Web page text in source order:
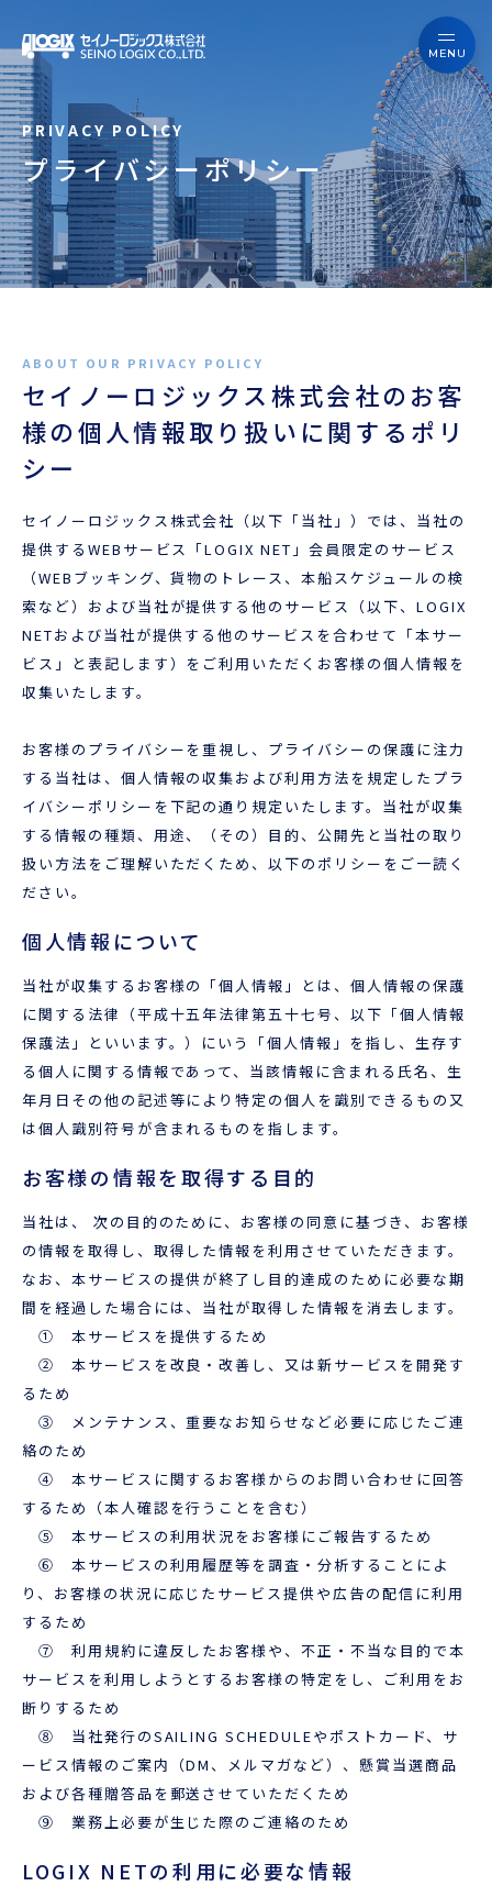
お役立ち資料
ENGLISH
セイノーロジックスを知る
サービス
事例
お役立ちブログ
よくあるご質問
企業情報
セイノーロジックスを知る
サービス
事例
よくあるご質問
ニュース
採用情報
ほっとひといき
本船スケジュール
会員ログイン
お役立ちメニュー（輸出）
お役立ち資料
ENGLISH
プライバシーポリシー
セイノーロジックス株式会社のお客
様の個人情報取り扱いに関するポリ
シー
セイノーロジックス株式会社（以下「当社」）では、当社の
提供するWEBサービス「LOGIX NET」会員限定のサービス
（WEBブッキング、貨物のトレース、本船スケジュールの検
索など）および当社が提供する他のサービス（以下、LOGIX
NETおよび当社が提供する他のサービスを合わせて「本サー
ビス」と表記します）をご利用いただくお客様の個人情報を
収集いたします。
お客様のプライバシーを重視し、プライバシーの保護に注力
する当社は、個人情報の収集および利用方法を規定したプラ
イバシーポリシーを下記の通り規定いたします。当社が収集
する情報の種類、用途、（その）目的、公開先と当社の取り
扱い方法をご理解いただくため、以下のポリシーをご一読く
ださい。
個人情報について
当社が収集するお客様の「個人情報」とは、個人情報の保護
に関する法律（平成十五年法律第五十七号、以下「個人情報
保護法」といいます。）にいう「個人情報」を指し、生存す
る個人に関する情報であって、当該情報に含まれる氏名、生
年月日その他の記述等により特定の個人を識別できるもの又
は個人識別符号が含まれるものを指します。
お客様の情報を取得する目的
当社は、 次の目的のために、お客様の同意に基づき、お客様
の情報を取得し、取得した情報を利用させていただきます。
なお、本サービスの提供が終了し目的達成のために必要な期
間を経過した場合には、当社が取得した情報を消去します。
① 本サービスを提供するため
② 本サービスを改良・改善し、又は新サービスを開発す
るため
③ メンテナンス、重要なお知らせなど必要に応じたご連
絡のため
④ 本サービスに関するお客様からのお問い合わせに回答
するため（本人確認を行うことを含む）
⑤ 本サービスの利用状況をお客様にご報告するため
⑥ 本サービスの利用履歴等を調査・分析することによ
り、お客様の状況に応じたサービス提供や広告の配信に利用
するため
⑦ 利用規約に違反したお客様や、不正・不当な目的で本
サービスを利用しようとするお客様の特定をし、ご利用をお
断りするため
⑧ 当社発行のSAILING SCHEDULEやポストカード、サ
ービス情報のご案内（DM、メルマガなど）、懸賞当選商品
および各種贈答品を郵送させていただくため
⑨ 業務上必要が生じた際のご連絡のため
LOGIX NETの利用に必要な情報